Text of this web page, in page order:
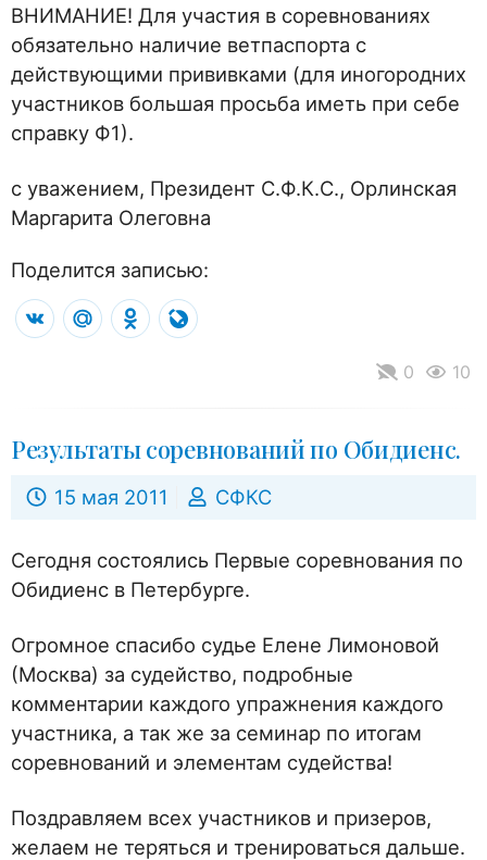
ВНИМАНИЕ! Для участия в соревнованиях
обязательно наличие ветпаспорта с
действующими прививками (для иногородних
участников большая просьба иметь при себе
справку Ф1).
с уважением, Президент С.Ф.К.С., Орлинская
Маргарита Олеговна
Поделится записью:
VK Mail.RuOdnoklassniki
0 10
Результаты соревнований по Обидиенс.
15 мая 2011 СФКС
Сегодня состоялись Первые соревнования по
Обидиенс в Петербурге.
Огромное спасибо судье Елене Лимоновой
(Москва) за судейство, подробные
комментарии каждого упражнения каждого
участника, а так же за семинар по итогам
соревнований и элементам судейства!
Поздравляем всех участников и призеров,
желаем не теряться и тренироваться дальше.